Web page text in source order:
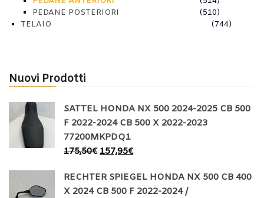
PEDANE POSTERIORI
(510)
TELAIO
(744)
Nuovi Prodotti
SATTEL HONDA NX 500 2024-2025 CB 500
F 2022-2024 CB 500 X 2022-2023
77200MKPDQ1
175,50€ 157,95€
RECHTER SPIEGEL HONDA NX 500 CB 400
X 2024 CB 500 F 2022-2024 /